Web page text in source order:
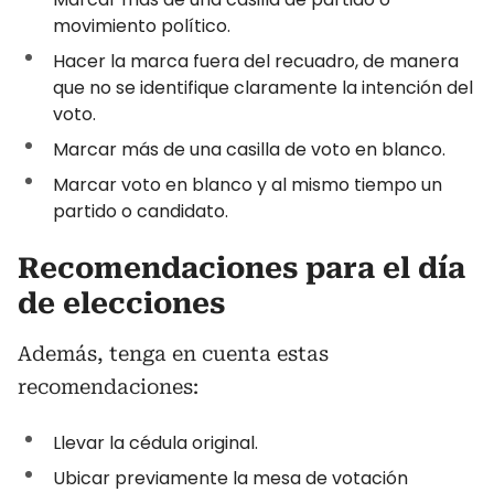
movimiento político.
Hacer la marca fuera del recuadro, de manera
que no se identifique claramente la intención del
voto.
Marcar más de una casilla de voto en blanco.
Marcar voto en blanco y al mismo tiempo un
partido o candidato.
Recomendaciones para el día
de elecciones
Además, tenga en cuenta estas
recomendaciones:
Llevar la cédula original.
Ubicar previamente la mesa de votación